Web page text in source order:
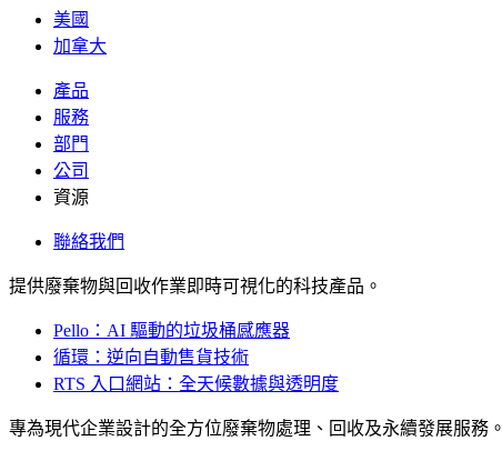
美國
加拿大
產品
服務
部門
公司
資源
聯絡我們
提供廢棄物與回收作業即時可視化的科技產品。
Pello：AI 驅動的垃圾桶感應器
循環：逆向自動售貨技術
RTS 入口網站：全天候數據與透明度
專為現代企業設計的全方位廢棄物處理、回收及永續發展服務。